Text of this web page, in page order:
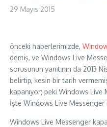
29 Mayıs 2015
önceki haberlerimizde,
demiş, ve Windows Live
sorusunun yanıtının da 2013
belirtip, kesin bir tarih
kapanıyor; peki Windows Live
İşte Windows Live
Windows Live Messenger